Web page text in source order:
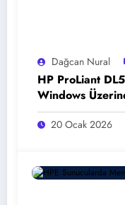
Dağcan Nural
HP ProLiant
Windows
Stratejileri
20 Ocak 2026